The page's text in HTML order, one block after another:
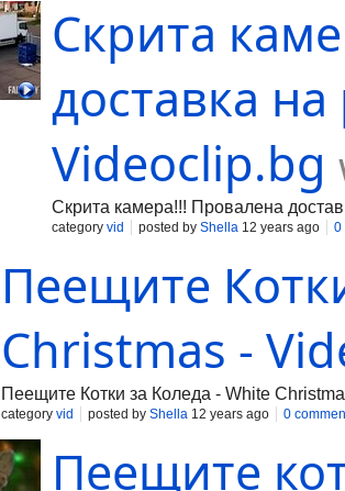
Скрита
доставка
Videoclip.bg
Скрита камера!!! Провалена
category vid posted by Shella 12 years ago 0
Пеещите
Christmas -
Пеещите Котки за Коледа - White
category vid posted by Shella 12 years ago 0
Пеещите